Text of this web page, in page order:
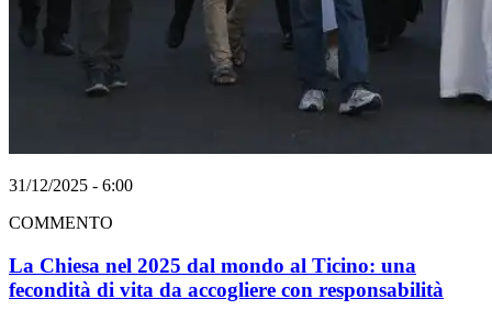
31/12/2025 - 6:00
COMMENTO
La Chiesa nel 2025 dal mondo al Ticino: una
fecondità di vita da accogliere con responsabilità